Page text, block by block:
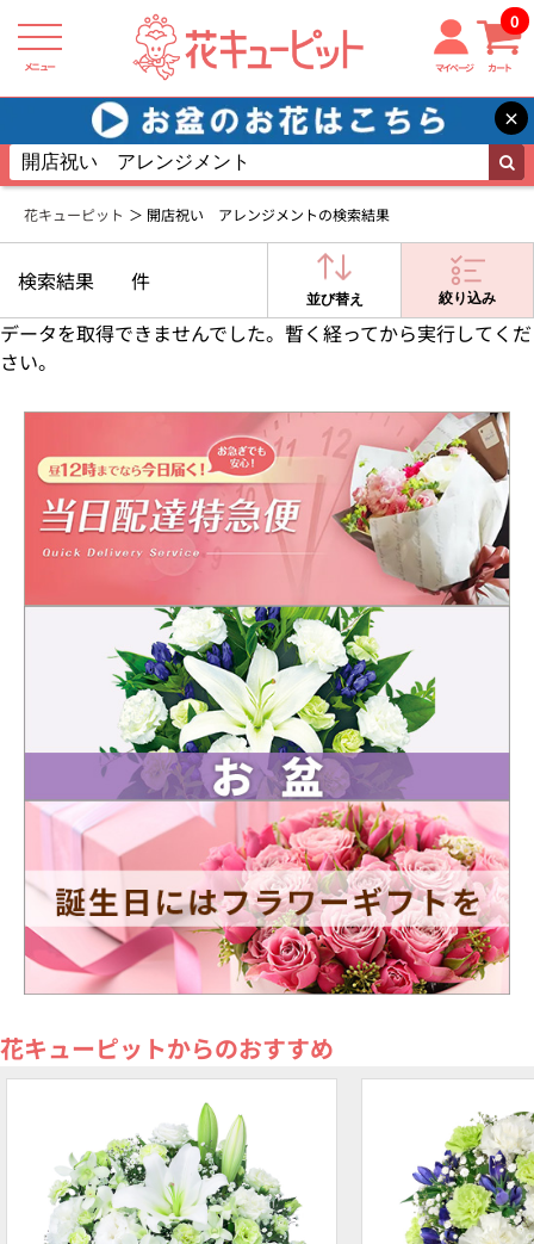
メニュー マイページ カート
0
×
花キューピット 開店祝い アレンジメントの検索結果
検索結果 件
並び替え 絞り込み
データを取得できませんでした。暫く経ってから実行してくだ
さい。
花キューピットからのおすすめ